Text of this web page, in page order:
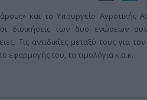
και το Υπουργείο Αγροτικής
διοικήσεις των δυο ενώσεων
Τις αντιδικίες μεταξύ τους για
εφαρμογής του, τα τιμολόγια κ.ο.κ.